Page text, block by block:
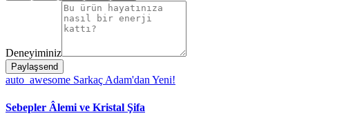
Deneyiminiz
Paylaşsend
auto_awesome Sarkaç Adam'dan Yeni!
Sebepler Âlemi ve Kristal Şifa